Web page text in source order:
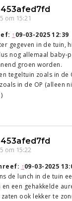
om 15:21
↑09-03-2025 12:39
gegeven in de tuin,
nog allemaal baby-
groen worden.
tegeltuin zoals in de
in de OP (alleen
om 15:22
↑09-03-2025
de lunch in de tuin
en een gehakkelde
ook lekker te